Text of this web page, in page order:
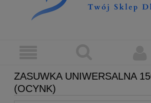
ZASUWKA UNIWERSALNA
(OCYNK)